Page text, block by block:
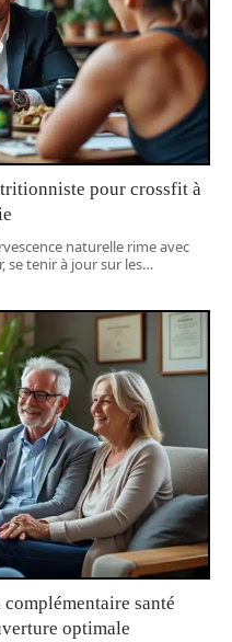
pour crossfit à
naturelle rime avec
se tenir à jour sur les…
santé
optimale